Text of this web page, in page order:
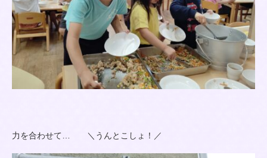
力を合わせて… ＼うんとこしょ！／